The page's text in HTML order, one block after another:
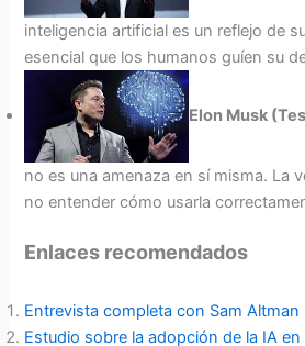
inteligencia artificial es un reflejo de
esencial que los humanos guíen su
Elon Musk
no es una amenaza en sí misma. La
no entender cómo usarla
Enlaces recomendados
Entrevista completa con Sam Altman
Estudio sobre la adopción de la IA en